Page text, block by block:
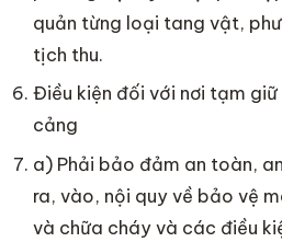
quản từng loại tang vật,
tịch thu.
Điều kiện đối với nơi tạm
cảng
a) Phải bảo đảm an toàn,
ra, vào, nội quy về bảo vệ
và chữa cháy và các điều